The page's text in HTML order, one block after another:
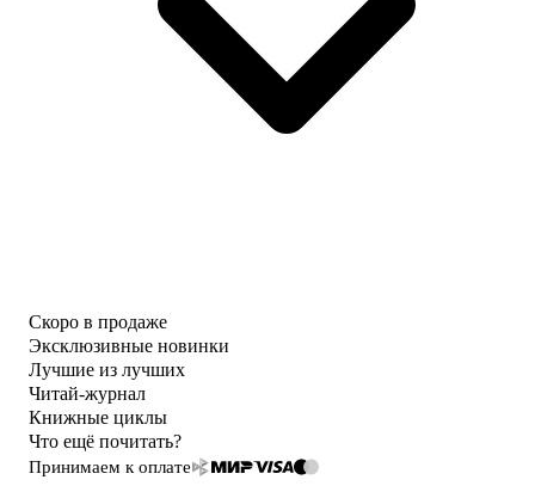
Скоро в продаже
Эксклюзивные новинки
Лучшие из лучших
Читай-журнал
Книжные циклы
Что ещё почитать?
Принимаем к оплате